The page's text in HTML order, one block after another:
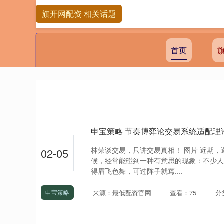
首页
旗开网配资 相关话题
02-05
申宝策略 节奏博弈论交易系统适配理
林荣谈交易，只讲交易真相！ 图片 近期
候，经常能碰到一种有意思的现象：不少
得眉飞色舞，可过阵子就蔫....
申宝策略 来源：最低配资官网 查看：75 分